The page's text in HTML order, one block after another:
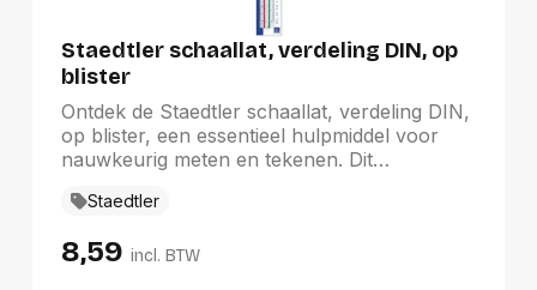
Staedtler schaallat, verdeling DIN, op
blister
Ontdek de Staedtler schaallat, verdeling DIN,
op blister, een essentieel hulpmiddel voor
nauwkeurig meten en tekenen. Dit
gerenommeerde merk Staedtler is
precisie en betrouwbaarheid garandeert in al
Staedtler
8,59 incl. BTW